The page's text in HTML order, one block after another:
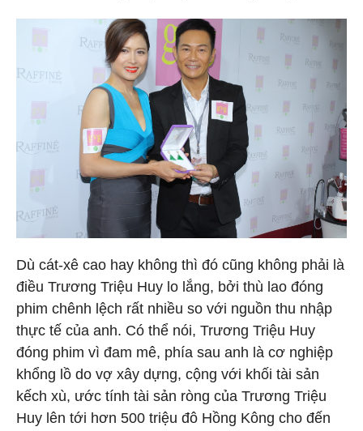
Dù cát-xê cao hay không thì đó cũng không phải là
điều Trương Triệu Huy lo lắng, bởi thù lao đóng
phim chênh lệch rất nhiều so với nguồn thu nhập
thực tế của anh. Có thể nói, Trương Triệu Huy
đóng phim vì đam mê, phía sau anh là cơ nghiệp
khổng lồ do vợ xây dựng, cộng với khối tài sản
kếch xù, ước tính tài sản ròng của Trương Triệu
Huy lên tới hơn 500 triệu đô Hồng Kông cho đến